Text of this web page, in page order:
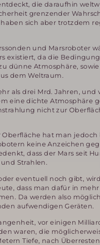
die daraufhin
grenzender
sich aber trotzdem
und Marsroboter
existiert, da die
dünne Atmosphäre,
dem Weltraum.
als drei Mrd. Jahren,
eine dichte Atmosphäre
nicht zur
hat man
keine Anzeichen
dass der Mars seit
Strahlen.
eventuell noch gibt,
dass man dafür in
Da werden also
aufwendigen Geräten.
vor einigen
waren, die
Tiefe, nach